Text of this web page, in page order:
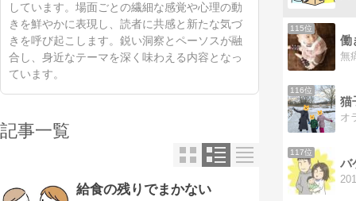
しています。場面ごとの繊細な感覚や心理の動
きを鮮やかに表現し、読者に共感と新たな気づ
きを呼び起こします。鋭い洞察とペーソスが融
合し、身近なテーマを深く味わえる内容となっ
ています。
記事一覧
給食の残りでまかない
115位
働
116位
猫
117位
バ